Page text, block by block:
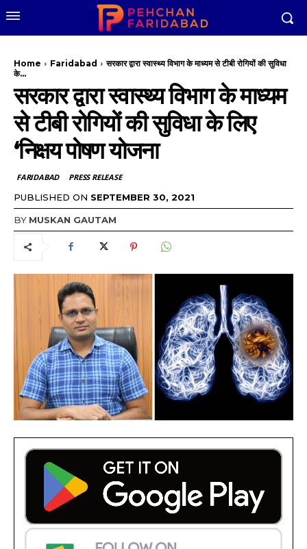
Home Faridabad
सरकार द्वारा स्वास्थ्य विभाग के माध्यम से टीबी रोगियों की सुविधा
के...
सरकार द्वारा स्वास्थ्य विभाग के माध्यम
से टीबी रोगियों की सुविधा के लिए
‘निक्षय पोषण योजना
FARIDABAD PRESS RELEASE
PUBLISHED ON SEPTEMBER 30, 2021
BY MUSKAN GAUTAM